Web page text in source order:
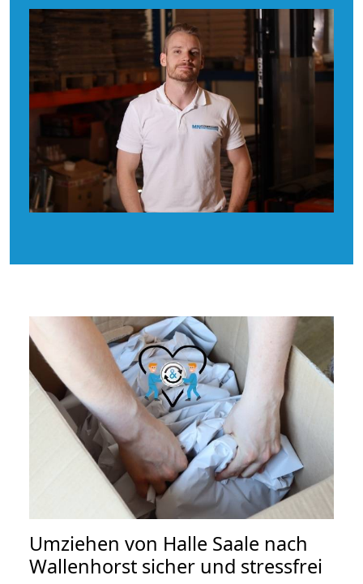
Umziehen von Halle Saale nach
Wallenhorst sicher und stressfrei